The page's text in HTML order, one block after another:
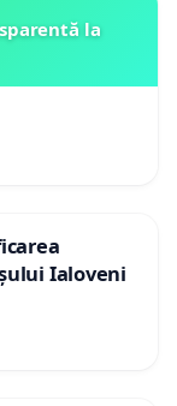
la
Ialoveni